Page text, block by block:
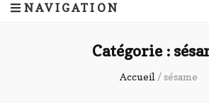
NAVIGATION
Catégorie :
Accueil /sésame